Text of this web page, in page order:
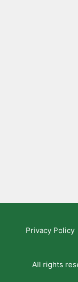
Privacy Policy
All rights